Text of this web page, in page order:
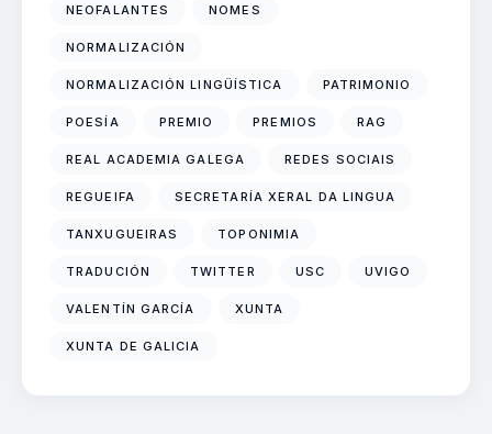
NEOFALANTES NOMES
NORMALIZACIÓN
NORMALIZACIÓN LINGÜÍSTICA PATRIMONIO
POESÍA PREMIO PREMIOS RAG
REAL ACADEMIA GALEGA REDES SOCIAIS
REGUEIFA SECRETARÍA XERAL DA LINGUA
TANXUGUEIRAS TOPONIMIA
TRADUCIÓN TWITTER USC UVIGO
VALENTÍN GARCÍA XUNTA
XUNTA DE GALICIA